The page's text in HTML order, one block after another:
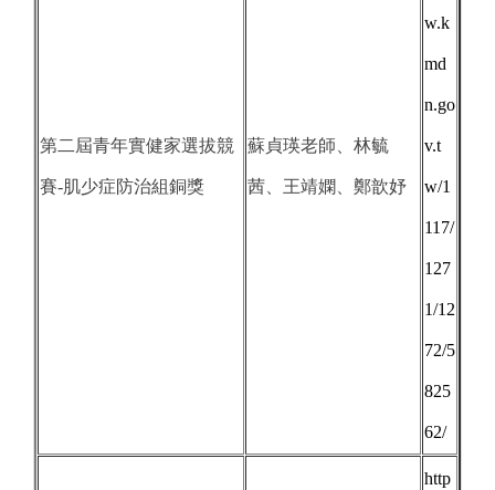
第二屆青年實健家選拔競
賽-肌少症防治組銅獎
蘇貞瑛老師、林毓
茜、王靖嫻、鄭歆妤
w.k
md
n.go
v.t
w/1
117/
127
1/12
72/5
825
62/
http